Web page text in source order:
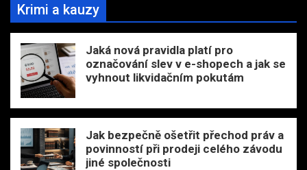
Krimi a kauzy
Jaká nová pravidla platí pro
označování slev v e-shopech a jak se
vyhnout likvidačním pokutám
Jak bezpečně ošetřit přechod práv a
povinností při prodeji celého závodu
jiné společnosti